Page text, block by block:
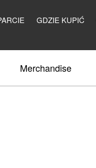
GDZIE KUPIĆ
Merchandise